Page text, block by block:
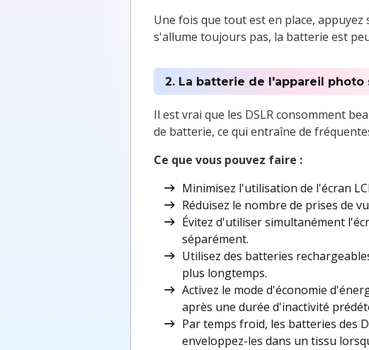
Une fois que tout est en place,
s'allume toujours pas, la batterie est
2. La batterie de l'appareil
Il est vrai que les DSLR consomment
de batterie, ce qui entraîne de
Ce que vous pouvez faire :
Minimisez l'utilisation de l'écran
Réduisez le nombre de prises de
Évitez d'utiliser simultanément
séparément.
Utilisez des batteries
plus longtemps.
Activez le mode d'économie
après une durée d'inactivité
Par temps froid, les batteries des
enveloppez-les dans un tissu